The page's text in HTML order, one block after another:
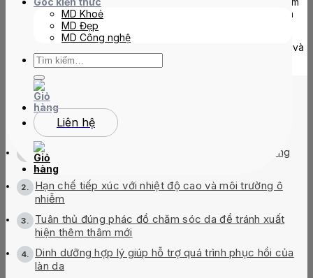
MD Khoẻ
MD Đẹp
MD Công nghệ
kiếm:
Liên hệ
có thể kéo dài hoặc xuất hiện các nốt thâm mới, khiến quá trình
phục hồi mất nhiều thời gian hơn.
Vậy sau điều trị thâm cần lưu ý những gì để làn da phục hồi tốt và
đạt hiệu quả tối ưu? Hãy cùng
TABLE OF CONTENTS
Chống nắng tốt là yếu tố quan trọng hàng đầu trong
chăm sóc da sau điều trị thâm
Hạn chế tiếp xúc với nhiệt độ cao và môi trường ô
nhiễm
Tuân thủ đúng phác đồ chăm sóc da để tránh xuất
hiện thêm thâm mới
Dinh dưỡng hợp lý giúp hỗ trợ quá trình phục hồi của
làn da